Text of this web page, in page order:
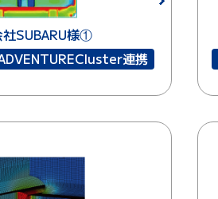
社SUBARU様①
連携